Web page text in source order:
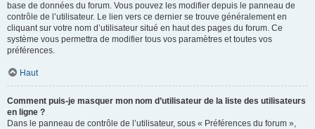
base de données du forum. Vous pouvez les modifier depuis le panneau de
contrôle de l’utilisateur. Le lien vers ce dernier se trouve généralement en
cliquant sur votre nom d’utilisateur situé en haut des pages du forum. Ce
système vous permettra de modifier tous vos paramètres et toutes vos
préférences.
Haut
Comment puis-je masquer mon nom d’utilisateur de la liste des utilisateurs
en ligne ?
Dans le panneau de contrôle de l’utilisateur, sous « Préférences du forum »,